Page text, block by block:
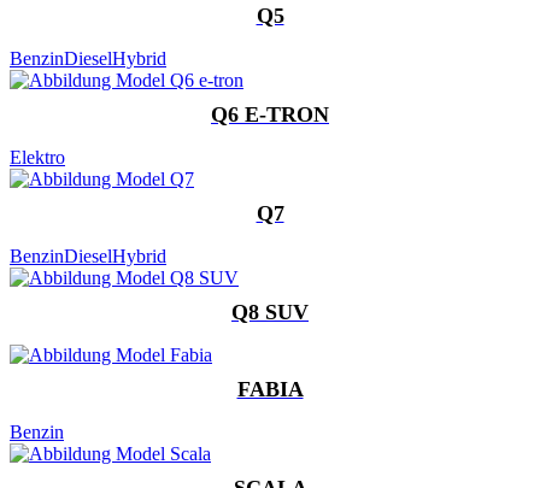
Q5
BenzinDieselHybrid
Q6 E-TRON
Elektro
Q7
BenzinDieselHybrid
Q8 SUV
FABIA
Benzin